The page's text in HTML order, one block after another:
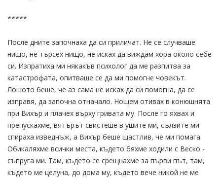
*****
После дните започнаха да си приличат. Не се случваше
нищо, не търсех нищо, не исках да виждам хора около себе
си. Изпратиха ми някакъв психолог да ме разпитва за
катастрофата, опитваше се да ми помогне човекът.
Лошото беше, че аз сама не исках да си помогна, да се
изправя, да започна отначало. Нощем отивах в конюшнята
при Вихър и плачех върху гривата му. После го яхвах и
препускахме, вятърът свистеше в ушите ми, сълзите ми
спираха изведнъж, а Вихър беше щастлив, че ми помага.
Обикаляхме всички места, където бяхме ходили с Веско -
съпруга ми. Там, където се срещнахме за първи път, там,
където ме целуна, до дома му, където вече никой не ме